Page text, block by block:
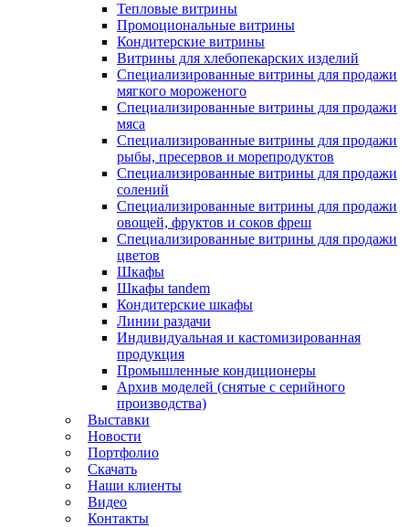
Тепловые витрины
Промоциональные витрины
Кондитерские витрины
Витрины для хлебопекарских изделий
Специализированные витрины для продажи
мягкого мороженого
Специализированные витрины для продажи
мяса
Специализированные витрины для продажи
рыбы, пресервов и морепродуктов
Специализированные витрины для продажи
солений
Специализированные витрины для продажи
овощей, фруктов и соков фреш
Специализированные витрины для продажи
цветов
Шкафы
Шкафы tandem
Кондитерские шкафы
Линии раздачи
Индивидуальная и кастомизированная
продукция
Промышленные кондиционеры
Архив моделей (снятые с серийного
производства)
Выставки
Новости
Портфолио
Скачать
Наши клиенты
Видео
Контакты